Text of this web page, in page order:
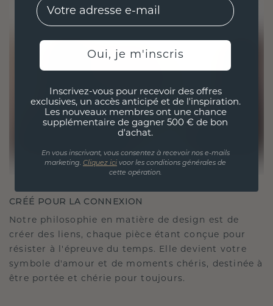
CRÉÉ POUR LA CONNEXION
Notre philosophie en matière de design est de
créer des liens, chaque pièce étant conçue pour
résister à l'épreuve du temps. Elle devient votre
symbole d'amour et de moments chéris, destinée à
être portée et chérie pour toujours.
Oui, je m'inscris
Inscrivez-vous pour recevoir des offres
exclusives, un accès anticipé et de l'inspiration.
Les nouveaux membres ont une chance
supplémentaire de gagner 500 € de bon
d'achat.
En vous inscrivant, vous consentez à recevoir nos e-mails
marketing. Cliquez ici voor les conditions générales de
cette opération.